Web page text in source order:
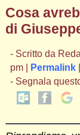
Cosa
di
- Scritto da
pm |
Permalink|
- Segnala